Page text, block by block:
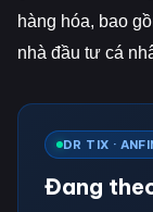
hàng hóa, bao
nhà đầu tư cá
DR TIX ·
Đang